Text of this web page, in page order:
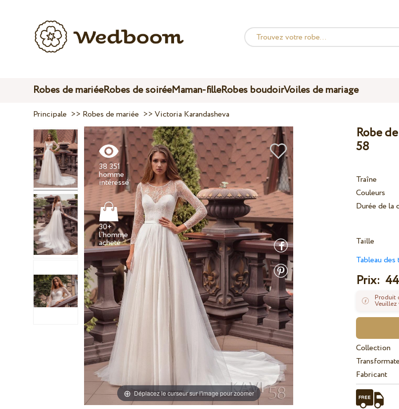
Robes de mariéeRobes de soiréeMaman-filleRobes boudoirVoiles de mariage
Principale >> Robes de mariée >>Victoria Karandasheva
Déplacez le curseur sur l'image pour zoomer
38 351
homme
intéressé
30+
l'homme
acheté
Robe
58
Traîne
Couleurs
Durée de la
Taille
Tableau des
Prix:
Produit
Veuillez
Collection
Fabricant